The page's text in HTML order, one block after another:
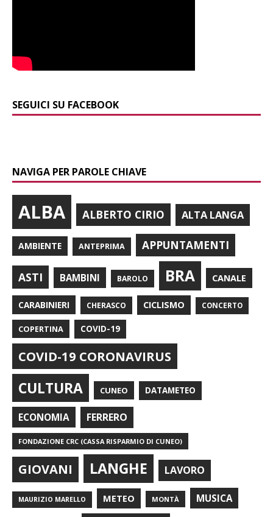
SEGUICI SU FACEBOOK
NAVIGA PER PAROLE CHIAVE
ALBA ALBERTO CIRIO ALTA LANGA
AMBIENTE ANTEPRIMA APPUNTAMENTI
ASTI BAMBINI BAROLO BRA CANALE
CARABINIERI CHERASCO CICLISMO CONCERTO
COPERTINA COVID-19
COVID-19 CORONAVIRUS
CULTURA CUNEO DATAMETEO
ECONOMIA FERRERO
FONDAZIONE CRC (CASSA RISPARMIO DI CUNEO)
GIOVANI LANGHE LAVORO
MAURIZIO MARELLO METEO MONTÀ MUSICA